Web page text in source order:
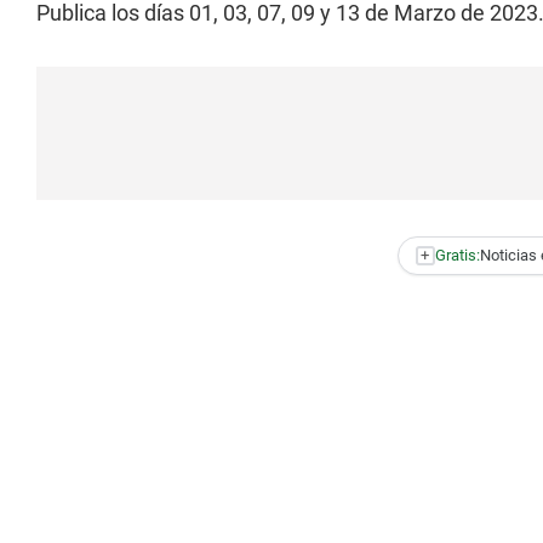
Publica los días 01, 03, 07, 09 y 13 de Marzo de
+ Gratis:Noticias